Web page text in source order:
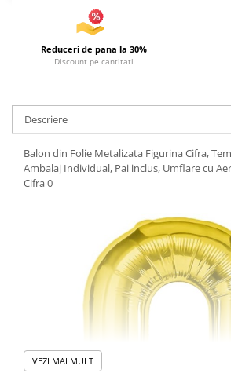
Reduceri de pana la 30%
Discount pe cantitati
Descriere
Balon din Folie Metalizata Figurina Cifra,
Ambalaj Individual, Pai inclus, Umflare cu
Cifra 0
VEZI MAI MULT